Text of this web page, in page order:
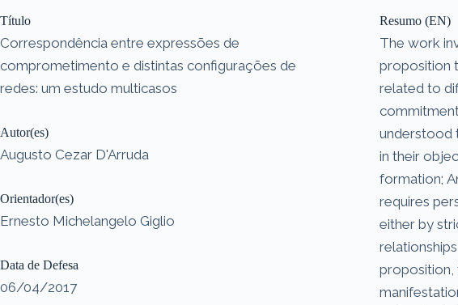
Título
Correspondência entre expressões de
comprometimento e distintas configurações de
redes: um estudo multicasos
Autor(es)
Augusto Cezar D'Arruda
Orientador(es)
Ernesto Michelangelo Giglio
Data de Defesa
06/04/2017
Resumo (EN)
The work
proposition
related to
understood
in their
formation;
requires
either by
proposition,